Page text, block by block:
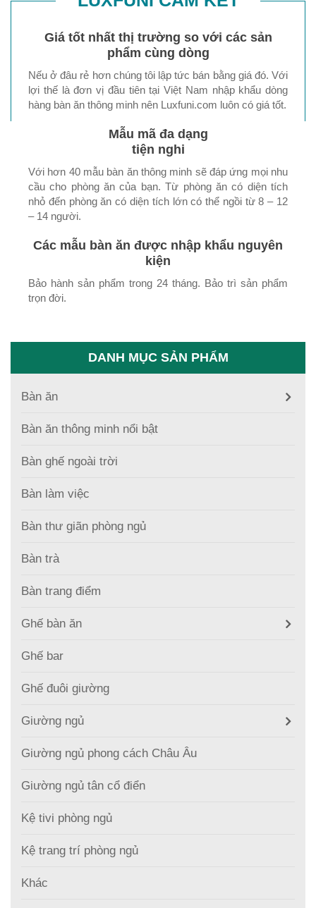
Giá tốt nhất thị trường so với các sản
phẩm cùng dòng
Nếu ở đâu rẻ hơn chúng tôi lập tức bán bằng giá đó. Với
lợi thế là đơn vị đầu tiên tại Việt Nam nhập khẩu dòng
hàng bàn ăn thông minh nên Luxfuni.com luôn có giá tốt.
Mẫu mã đa dạng
tiện nghi
Với hơn 40 mẫu bàn ăn thông minh sẽ đáp ứng mọi nhu
cầu cho phòng ăn của bạn. Từ phòng ăn có diện tích
nhỏ đến phòng ăn có diện tích lớn có thể ngồi từ 8 – 12
– 14 người.
Các mẫu bàn ăn được nhập khẩu nguyên
kiện
Bảo hành sản phẩm trong 24 tháng. Bảo trì sản phẩm
trọn đời.
DANH MỤC SẢN PHẨM
Bàn ăn
Bàn ăn thông minh nổi bật
Bàn ghế ngoài trời
Bàn làm việc
Bàn thư giãn phòng ngủ
Bàn trà
Bàn trang điểm
Ghế bàn ăn
Ghế bar
Ghế đuôi giường
Giường ngủ
Giường ngủ phong cách Châu Âu
Giường ngủ tân cổ điển
Kệ tivi phòng ngủ
Kệ trang trí phòng ngủ
Khác